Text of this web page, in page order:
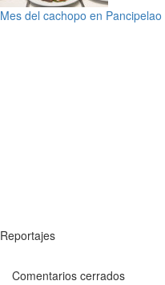
Mes del cachopo en Pancipelao
Reportajes
Comentarios cerrados